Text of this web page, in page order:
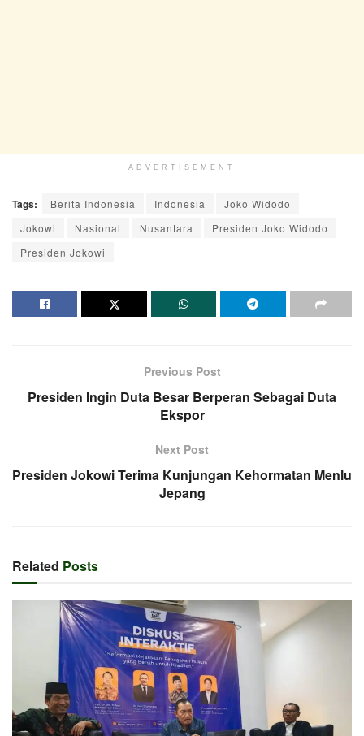
ADVERTISEMENT
Tags: Berita Indonesia Indonesia
Joko Widodo
Jokowi
Nasional Nusantara
Presiden Joko Widodo
Presiden Jokowi
Previous Post
Presiden Ingin Duta Besar Berperan Sebagai Duta
Ekspor
Next Post
Presiden Jokowi Terima Kunjungan Kehormatan Menlu
Jepang
Related Posts